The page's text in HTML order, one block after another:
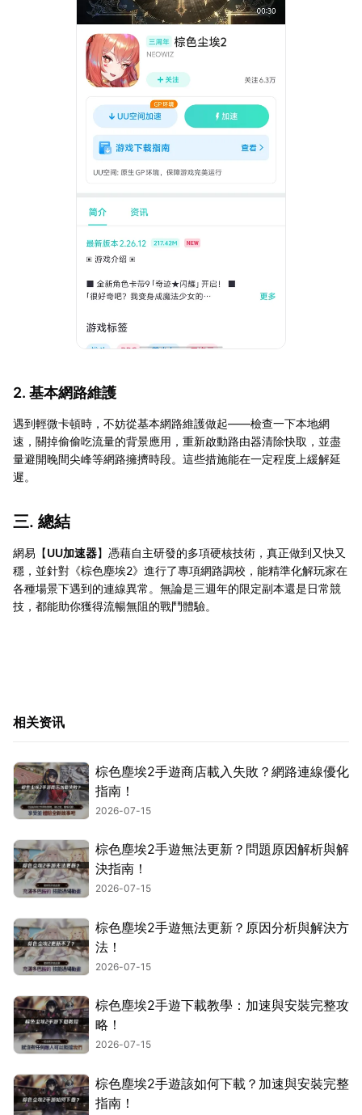
2. 基本網路維護
遇到輕微卡頓時，不妨從基本網路維護做起——檢查一下本地網
速，關掉偷偷吃流量的背景應用，重新啟動路由器清除快取，並盡
量避開晚間尖峰等網路擁擠時段。這些措施能在一定程度上緩解延
遲。
三. 總結
網易【UU加速器】憑藉自主研發的多項硬核技術，真正做到又快又
穩，並針對《棕色塵埃2》進行了專項網路調校，能精準化解玩家在
各種場景下遇到的連線異常。無論是三週年的限定副本還是日常競
技，都能助你獲得流暢無阻的戰鬥體驗。
相关资讯
棕色塵埃2手遊商店載入失敗？網路連線優化
指南！
2026-07-15
棕色塵埃2手遊無法更新？問題原因解析與解
決指南！
2026-07-15
棕色塵埃2手遊無法更新？原因分析與解決方
法！
2026-07-15
棕色塵埃2手遊下載教學：加速與安裝完整攻
略！
2026-07-15
棕色塵埃2手遊該如何下載？加速與安裝完整
指南！